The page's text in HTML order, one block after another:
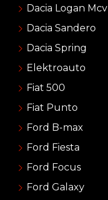
Dacia Logan Mcv
Dacia Sandero
Dacia Spring
Elektroauto
Fiat 500
Fiat Punto
Ford B-max
Ford Fiesta
Ford Focus
Ford Galaxy